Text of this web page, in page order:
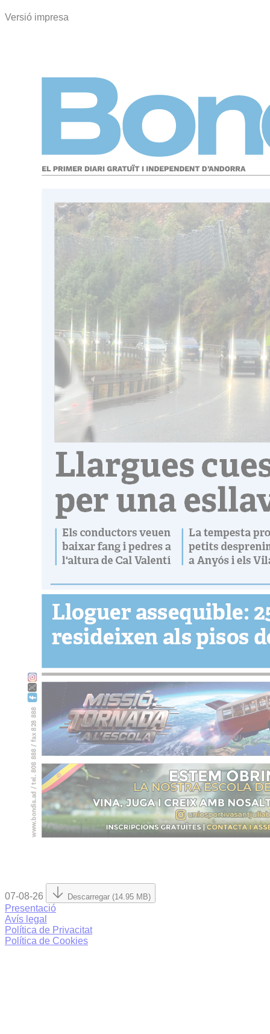
Versió impresa
07-08-26 Descarregar (14.95 MB)
Presentació
Avís legal
Política de Privacitat
Política de Cookies